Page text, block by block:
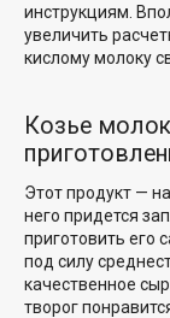
инструкциям.
увеличить
кислому молоку
Козье
Этот продукт —
него придется
приготовить его
под силу
качественное
творог